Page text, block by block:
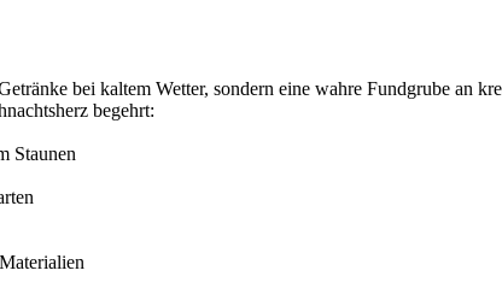
bei kaltem Wetter, sondern eine wahre Fundgrube an
begehrt:
Staunen